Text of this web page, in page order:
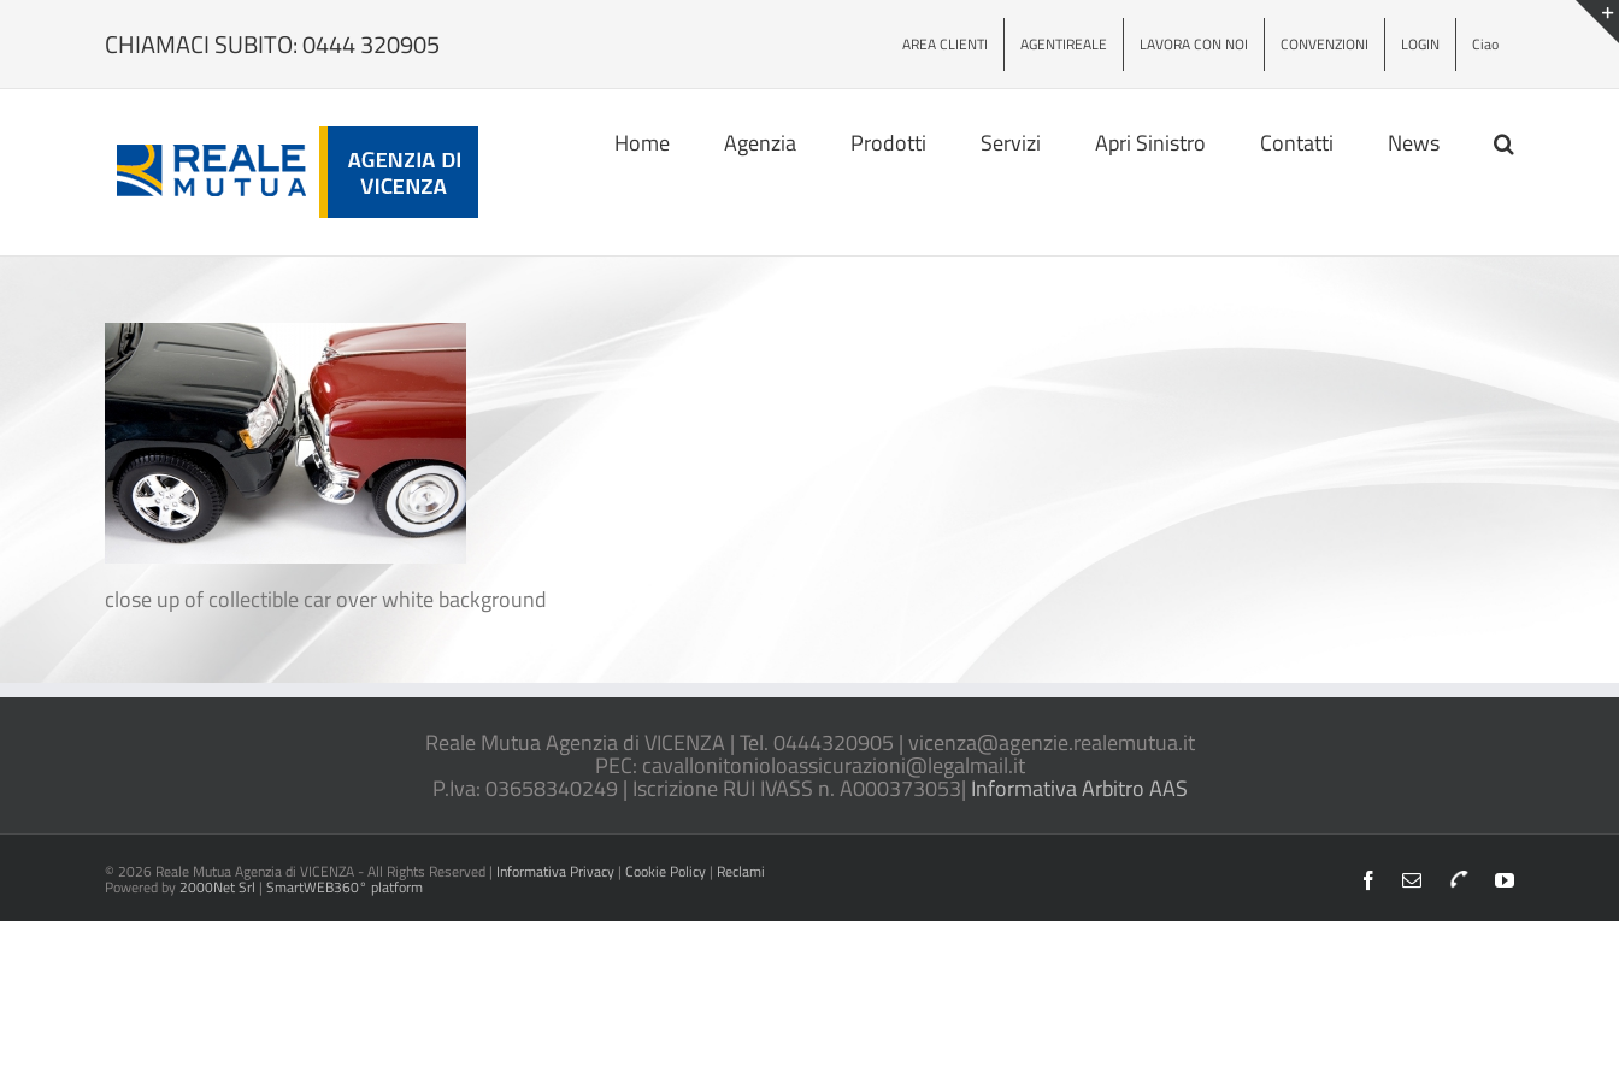
CHIAMACI SUBITO: 0444 320905 AREA CLIENTI AGENTIREALE LAVORA CON NOI CONVENZIONI LOGIN Ciao
Home Agenzia Prodotti Servizi Apri Sinistro Contatti News
close up of collectible car over white background
Reale Mutua Agenzia di VICENZA | Tel. 0444320905 |vicenza@agenzie.realemutua.it
PEC: cavallonitonioloassicurazioni@legalmail.it
P.Iva: 03658340249 | Iscrizione RUI IVASS n. A000373053| Informativa Arbitro AAS
© 2026 Reale Mutua Agenzia di VICENZA - All Rights Reserved | Informativa Privacy | Cookie Policy | Reclami
Powered by 2000Net Srl | SmartWEB360° platform Facebook
EmailTelefonoYouTube